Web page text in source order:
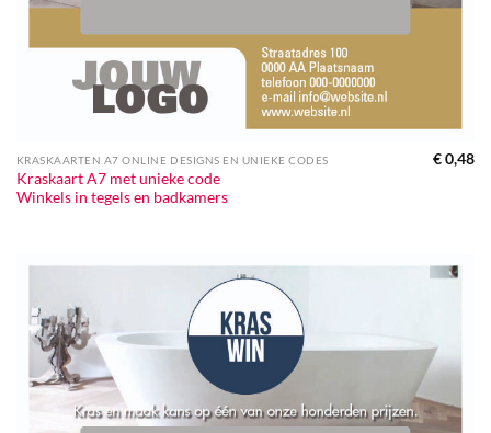
KRASKAARTEN A7 ONLINE DESIGNS EN UNIEKE CODES
Kraskaart A7 met unieke code
Winkels in tegels en badkamers
€0,48